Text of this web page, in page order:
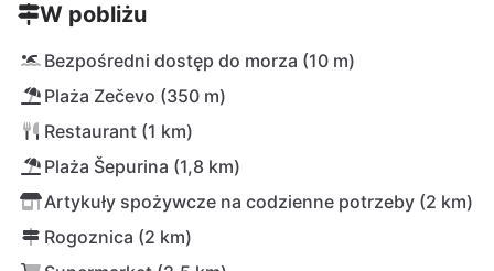
W pobliżu
Bezpośredni dostęp do morza (10 m)
Plaża Zečevo (350 m)
Restaurant (1 km)
Plaża Šepurina (1,8 km)
Artykuły spożywcze na codzienne potrzeby (2 km)
Rogoznica (2 km)